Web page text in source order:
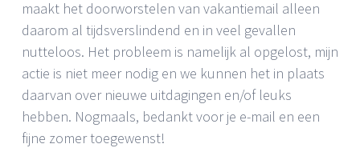
maakt het doorworstelen van vakantiemail alleen
daarom al tijdsverslindend en in veel gevallen
nutteloos. Het probleem is namelijk al opgelost, mijn
actie is niet meer nodig en we kunnen het in plaats
daarvan over nieuwe uitdagingen en/of leuks
hebben. Nogmaals, bedankt voor je e-mail en een
fijne zomer toegewenst!